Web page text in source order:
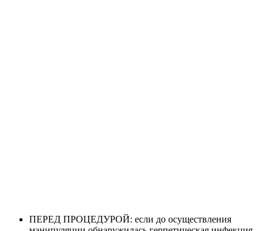
ПЕРЕД ПРОЦЕДУРОЙ: если до осуществления